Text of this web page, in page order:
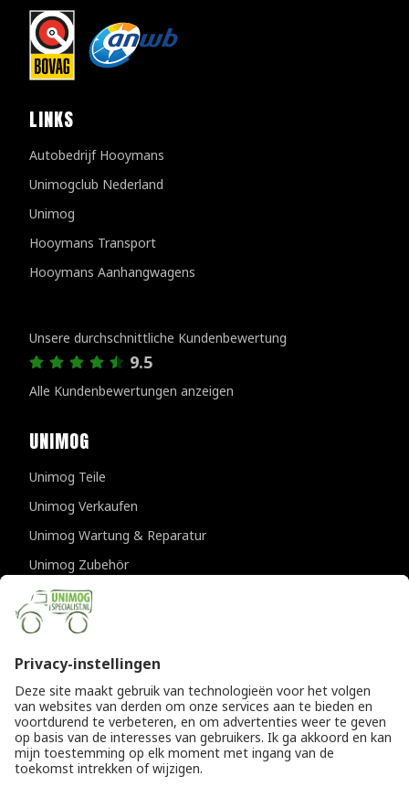
LINKS
Autobedrijf Hooymans
Unimogclub Nederland
Unimog
Hooymans Transport
Hooymans Aanhangwagens
Unsere durchschnittliche Kundenbewertung
9.5
Alle Kundenbewertungen anzeigen
UNIMOG
Unimog Teile
Unimog Verkaufen
Unimog Wartung & Reparatur
Unimog Zubehör
Unimog APK-prufungen
KONTAKTDATEN
Provincialeweg 94-98
Die Niederlande
T+31 (0)418 632073
Einfo@unimogspecialist.nl